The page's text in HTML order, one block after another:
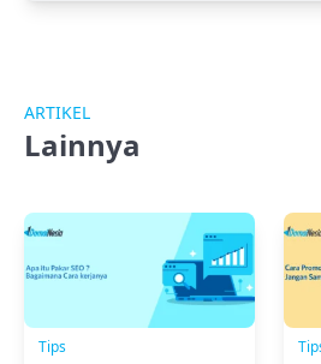
ARTIKEL
Lainnya
Tips